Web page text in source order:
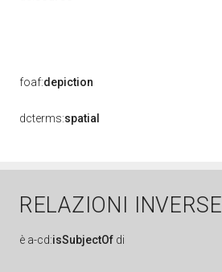
foaf:depiction
dcterms:spatial
RELAZIONI INVERSE
è a-cd:isSubjectOf di